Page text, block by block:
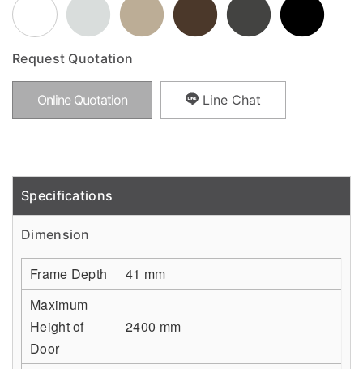
Request Quotation
Online Quotation Line Chat
Detail
Specifications
Dimension
Frame Depth
41 mm
Maximum
Height of
Door
2400 mm